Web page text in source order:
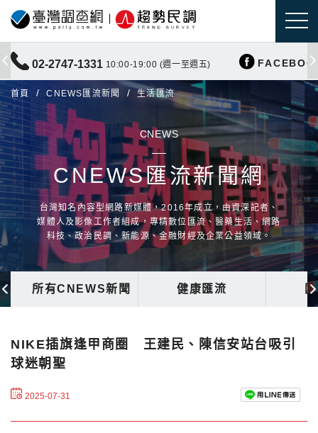
02-2747-1331 10:00-19:00 (週一至週五)
首頁 CNEWS匯流新聞 生活匯流
CNEWS
CNEWS匯流新聞網
台灣知名內容型網路新媒體，2016年成立，由資深記者、
媒體人及影像工作者組成，專精數位匯流、醫藥生活、網路
科技、政治民調、新能源、金融財經及企業公益領域。
所有CNEWS新聞 健康匯流
NIKE插旗逢甲商圈 王建民、陳信安站台吸引
球迷朝聖
2025-07-31